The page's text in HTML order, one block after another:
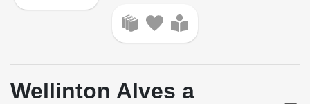
Wellinton Alves a